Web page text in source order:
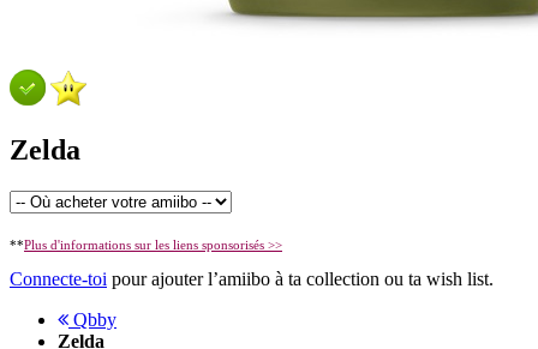
Zelda
**Plus d'informations sur les liens sponsorisés >>
Connecte-toi pour ajouter l’amiibo à ta collection ou ta wish list.
Qbby
Zelda